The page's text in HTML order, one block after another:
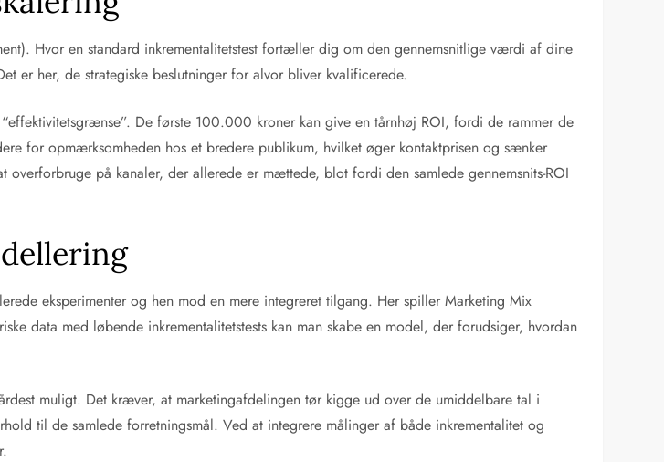
Hvor en standard inkrementalitetstest fortæller dig om den gennemsnitlige værdi af dine
er her, de strategiske beslutninger for alvor bliver kvalificerede.
De første 100.000 kroner kan give en tårnhøj ROI, fordi de rammer de
for opmærksomheden hos et bredere publikum, hvilket øger kontaktprisen og sænker
på kanaler, der allerede er mættede, blot fordi den samlede gennemsnits-ROI
eksperimenter og hen mod en mere integreret tilgang. Her spiller Marketing Mix
data med løbende inkrementalitetstests kan man skabe en model, der forudsiger, hvordan
muligt. Det kræver, at marketingafdelingen tør kigge ud over de umiddelbare tal i
til de samlede forretningsmål. Ved at integrere målinger af både inkrementalitet og